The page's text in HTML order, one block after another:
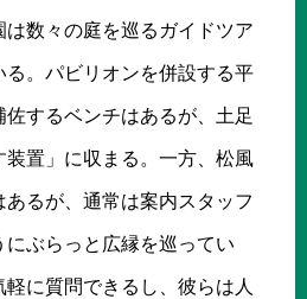
数々の庭を巡るガイドツア
る。パビリオンを併設する平
するベンチはあるが、土足
置」に収まる。一方、松風
るが、通常は案内スタッフ
ぶらっと広縁を巡ってい
に質問できるし、彼らは人